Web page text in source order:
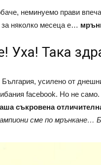
неминуемо прави
няколко месеца е…
Уха! Така
усилено от
facebook. Но не само.
съкровена
сме по мрънкане…